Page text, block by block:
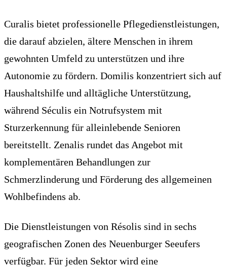
Curalis bietet professionelle Pflegedienstleistungen,
die darauf abzielen, ältere Menschen in ihrem
gewohnten Umfeld zu unterstützen und ihre
Autonomie zu fördern. Domilis konzentriert sich auf
Haushaltshilfe und alltägliche Unterstützung,
während Séculis ein Notrufsystem mit
Sturzerkennung für alleinlebende Senioren
bereitstellt. Zenalis rundet das Angebot mit
komplementären Behandlungen zur
Schmerzlinderung und Förderung des allgemeinen
Wohlbefindens ab.
Die Dienstleistungen von Résolis sind in sechs
geografischen Zonen des Neuenburger Seeufers
verfügbar. Für jeden Sektor wird eine